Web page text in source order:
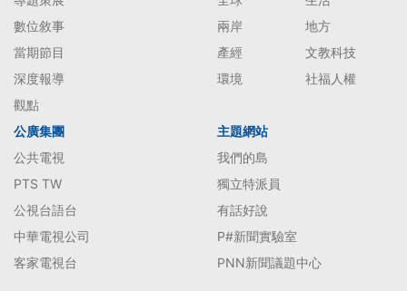
數位敘事
當期節目
深度報導
觀點
兩岸
地方
產經
文教科技
環境
社福人權
公廣集團
公共電視
PTS TW
公視台語台
中華電視公司
客家電視台
主題網站
我們的島
獨立特派員
有話好說
P#新聞實驗室
PNN新聞議題中心